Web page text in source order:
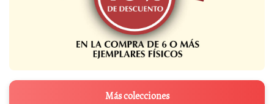
Más colecciones